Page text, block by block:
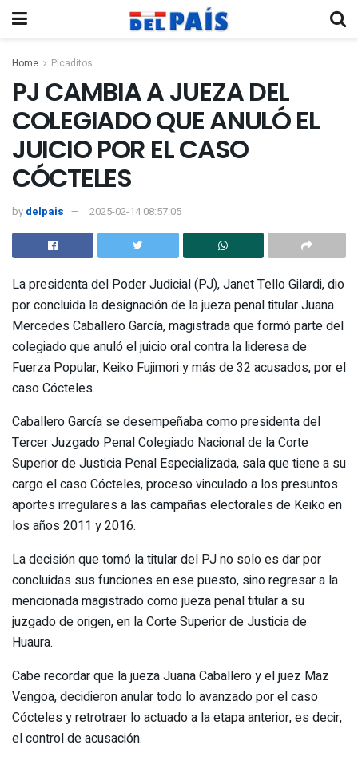
Home Picaditos
PJ CAMBIA A JUEZA DEL
COLEGIADO QUE ANULÓ EL
JUICIO POR EL CASO
CÓCTELES
by delpais 2025-02-14 08:57:05
La presidenta del Poder Judicial (PJ), Janet Tello Gilardi, dio
por concluida la designación de la jueza penal titular Juana
Mercedes Caballero García, magistrada que formó parte del
colegiado que anuló el juicio oral contra la lideresa de
Fuerza Popular, Keiko Fujimori y más de 32 acusados, por el
caso Cócteles.
Caballero García se desempeñaba como presidenta del
Tercer Juzgado Penal Colegiado Nacional de la Corte
Superior de Justicia Penal Especializada, sala que tiene a su
cargo el caso Cócteles, proceso vinculado a los presuntos
aportes irregulares a las campañas electorales de Keiko en
los años 2011 y 2016.
La decisión que tomó la titular del PJ no solo es dar por
concluidas sus funciones en ese puesto, sino regresar a la
mencionada magistrado como jueza penal titular a su
juzgado de origen, en la Corte Superior de Justicia de
Huaura.
Cabe recordar que la jueza Juana Caballero y el juez Maz
Vengoa, decidieron anular todo lo avanzado por el caso
Cócteles y retrotraer lo actuado a la etapa anterior, es decir,
el control de acusación.